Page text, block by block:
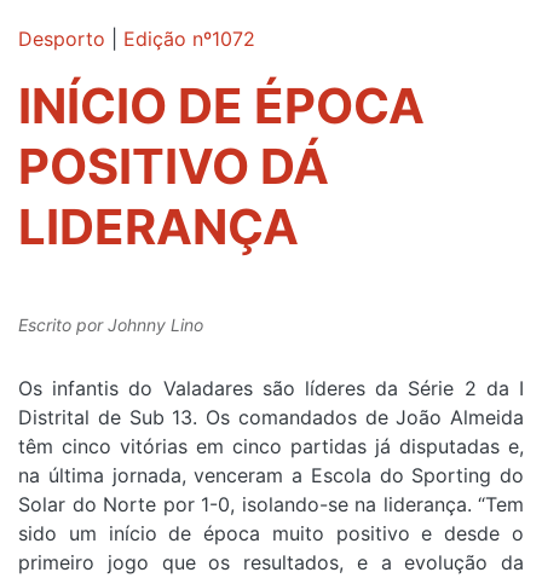
Desporto Edição nº1072
INÍCIO DE ÉPOCA
POSITIVO DÁ
LIDERANÇA
Escrito porJohnny Lino
Os infantis do Valadares são líderes da Série 2 da I
Distrital de Sub 13. Os comandados de João Almeida
têm cinco vitórias em cinco partidas já disputadas e,
na última jornada, venceram a Escola do Sporting do
Solar do Norte por 1-0, isolando-se na liderança. “Tem
sido um início de época muito positivo e desde o
primeiro jogo que os resultados, e a evolução da